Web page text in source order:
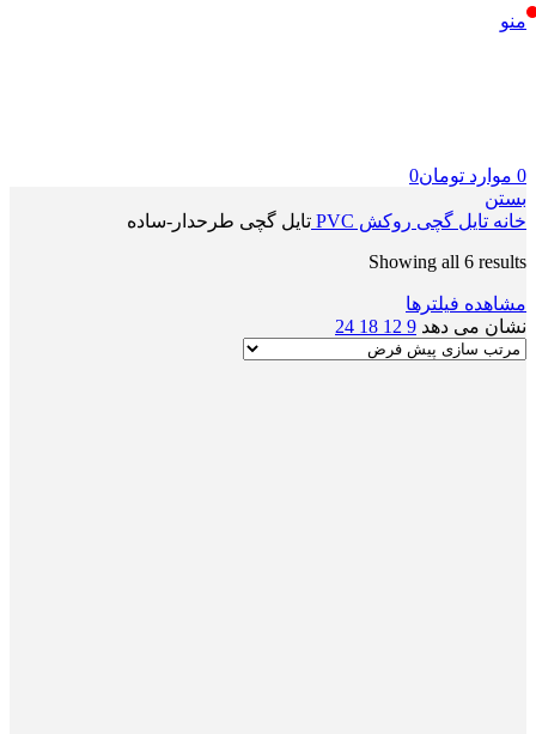
منو
0 موارد تومان0
بستن
خانه تایل گچی روکش PVC
تایل گچی طرحدار-ساده
Showing all 6 results
مشاهده فیلترها
نشان می دهد 9
12
18
24